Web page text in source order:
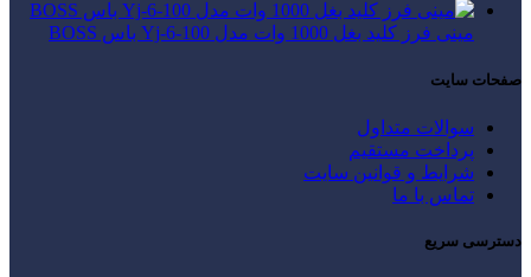
مینی فرز کلید بغل 1000 وات مدل Yj-6-100 باس BOSS
صفحات سایت
سوالات متداول
پرداخت مستقیم
شرایط و قوانین سایت
تماس با ما
دسترسی سریع